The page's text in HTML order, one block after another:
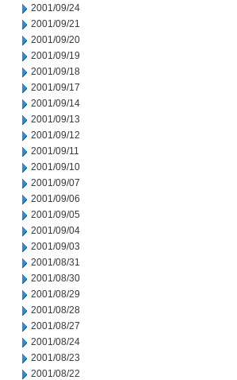
2001/09/24
2001/09/21
2001/09/20
2001/09/19
2001/09/18
2001/09/17
2001/09/14
2001/09/13
2001/09/12
2001/09/11
2001/09/10
2001/09/07
2001/09/06
2001/09/05
2001/09/04
2001/09/03
2001/08/31
2001/08/30
2001/08/29
2001/08/28
2001/08/27
2001/08/24
2001/08/23
2001/08/22